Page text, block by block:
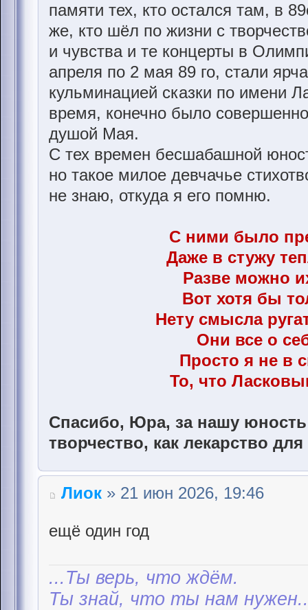
памяти тех, кто остался там, в
же, кто шёл по жизни с
и чувства и те концерты в
апреля по 2 мая 89 го, стали
кульминацией сказки по имени
время, конечно было
душой Мая.
С тех времен бесшабашной
но такое милое девчачье
не знаю, откуда я его помню.
С ними было
Даже в стужу
Разве можно
Вот хотя бы
Нету смысла
Они все о
Просто я не в
То, что
Спасибо, Юра, за нашу юность
творчество, как лекарство
Лиок » 21 июн 2026, 19:46
ещё один год
...Ты верь, что ждём.
Ты знай, что ты нам